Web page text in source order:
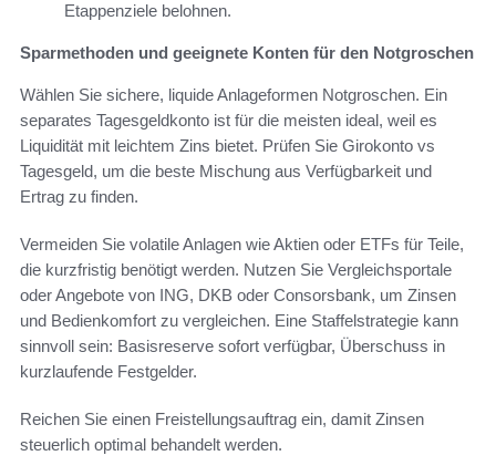
Etappenziele belohnen.
Sparmethoden und geeignete Konten für den Notgroschen
Wählen Sie sichere, liquide Anlageformen Notgroschen. Ein
separates Tagesgeldkonto ist für die meisten ideal, weil es
Liquidität mit leichtem Zins bietet. Prüfen Sie Girokonto vs
Tagesgeld, um die beste Mischung aus Verfügbarkeit und
Ertrag zu finden.
Vermeiden Sie volatile Anlagen wie Aktien oder ETFs für Teile,
die kurzfristig benötigt werden. Nutzen Sie Vergleichsportale
oder Angebote von ING, DKB oder Consorsbank, um Zinsen
und Bedienkomfort zu vergleichen. Eine Staffelstrategie kann
sinnvoll sein: Basisreserve sofort verfügbar, Überschuss in
kurzlaufende Festgelder.
Reichen Sie einen Freistellungsauftrag ein, damit Zinsen
steuerlich optimal behandelt werden.